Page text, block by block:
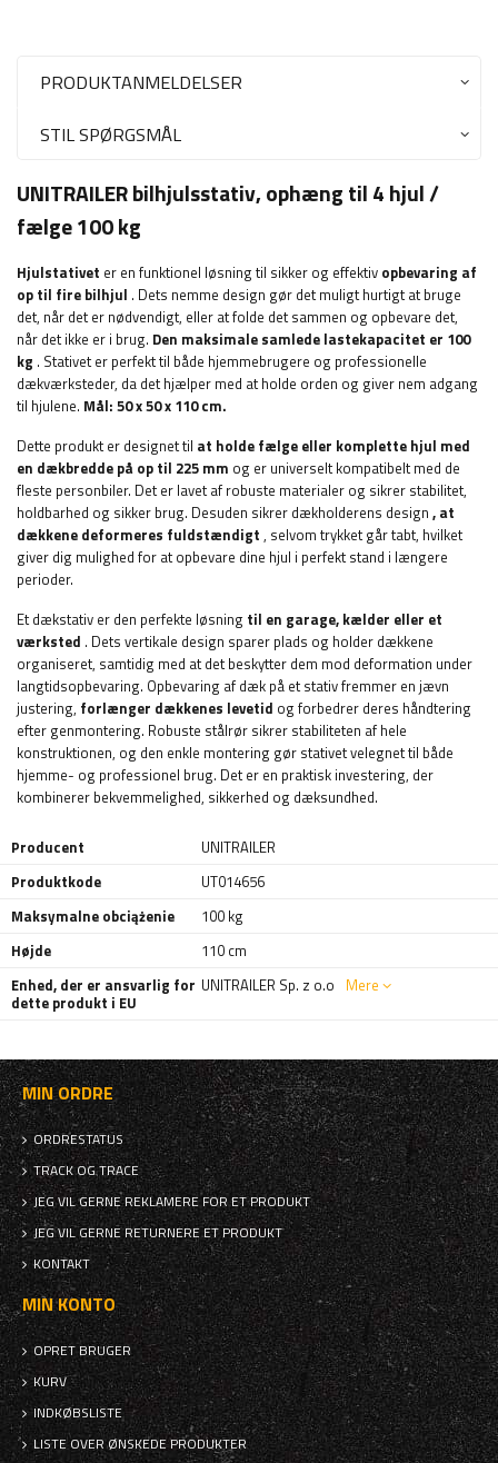
PRODUKTANMELDELSER
STIL SPØRGSMÅL
UNITRAILER bilhjulsstativ, ophæng til 4 hjul /
fælge 100 kg
Hjulstativet er en funktionel løsning til sikker og effektiv opbevaring af
op til fire bilhjul . Dets nemme design gør det muligt hurtigt at bruge
det, når det er nødvendigt, eller at folde det sammen og opbevare det,
når det ikke er i brug. Den maksimale samlede lastekapacitet er 100
kg . Stativet er perfekt til både hjemmebrugere og professionelle
dækværksteder, da det hjælper med at holde orden og giver nem adgang
til hjulene. Mål: 50 x 50 x 110 cm.
Dette produkt er designet til at holde fælge eller komplette hjul med
en dækbredde på op til 225 mm og er universelt kompatibelt med de
fleste personbiler. Det er lavet af robuste materialer og sikrer stabilitet,
holdbarhed og sikker brug. Desuden sikrer dækholderens design , at
dækkene deformeres fuldstændigt , selvom trykket går tabt, hvilket
giver dig mulighed for at opbevare dine hjul i perfekt stand i længere
perioder.
Et dækstativ er den perfekte løsning til en garage, kælder eller et
værksted . Dets vertikale design sparer plads og holder dækkene
organiseret, samtidig med at det beskytter dem mod deformation under
langtidsopbevaring. Opbevaring af dæk på et stativ fremmer en jævn
justering, forlænger dækkenes levetid og forbedrer deres håndtering
efter genmontering. Robuste stålrør sikrer stabiliteten af ​​hele
konstruktionen, og den enkle montering gør stativet velegnet til både
hjemme- og professionel brug. Det er en praktisk investering, der
kombinerer bekvemmelighed, sikkerhed og dæksundhed.
Producent
UNITRAILER
Produktkode
UT014656
Maksymalne obciążenie
100 kg
Højde
110 cm
Enhed, der er ansvarlig for
dette produkt i EU
UNITRAILER Sp. z o.o Mere
MIN ORDRE
ORDRESTATUS
TRACK OG TRACE
JEG VIL GERNE REKLAMERE FOR ET PRODUKT
JEG VIL GERNE RETURNERE ET PRODUKT
KONTAKT
MIN KONTO
OPRET BRUGER
KURV
INDKØBSLISTE
LISTE OVER ØNSKEDE PRODUKTER